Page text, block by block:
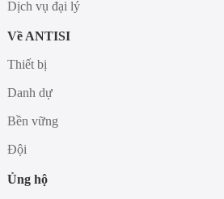
Dịch vụ đại lý
Về ANTISI
Thiết bị
Danh dự
Bền vững
Đội
Ủng hộ